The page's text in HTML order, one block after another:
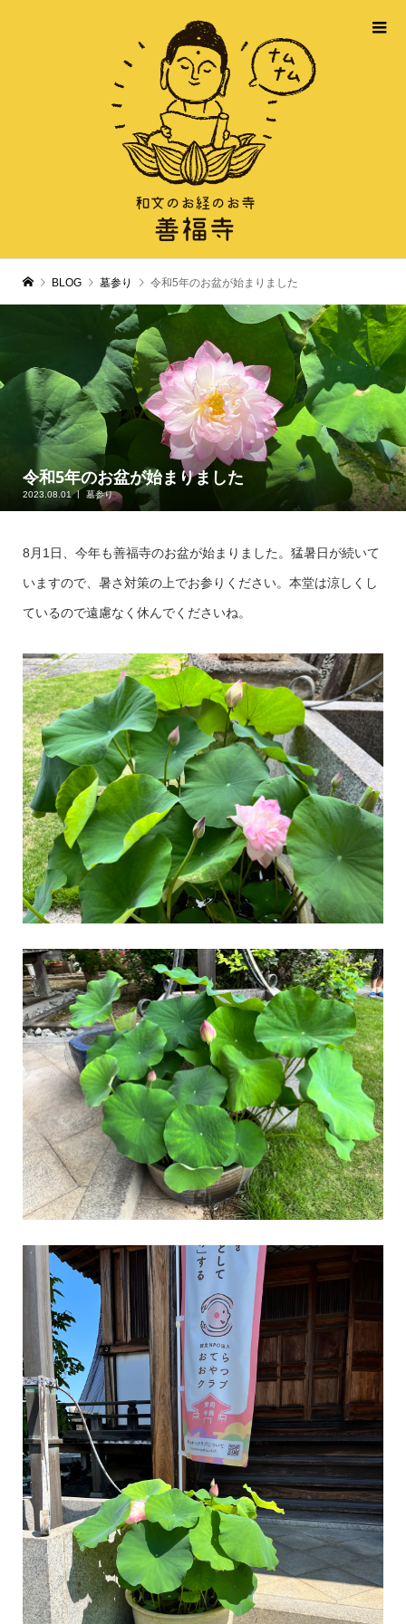
BLOG 墓参り 令和5年のお盆が始まりました
令和5年のお盆が始まりました
2023.08.01 墓参り
8月1日、今年も善福寺のお盆が始まりました。猛暑日が続いて
いますので、暑さ対策の上でお参りください。本堂は涼しくし
ているので遠慮なく休んでくださいね。